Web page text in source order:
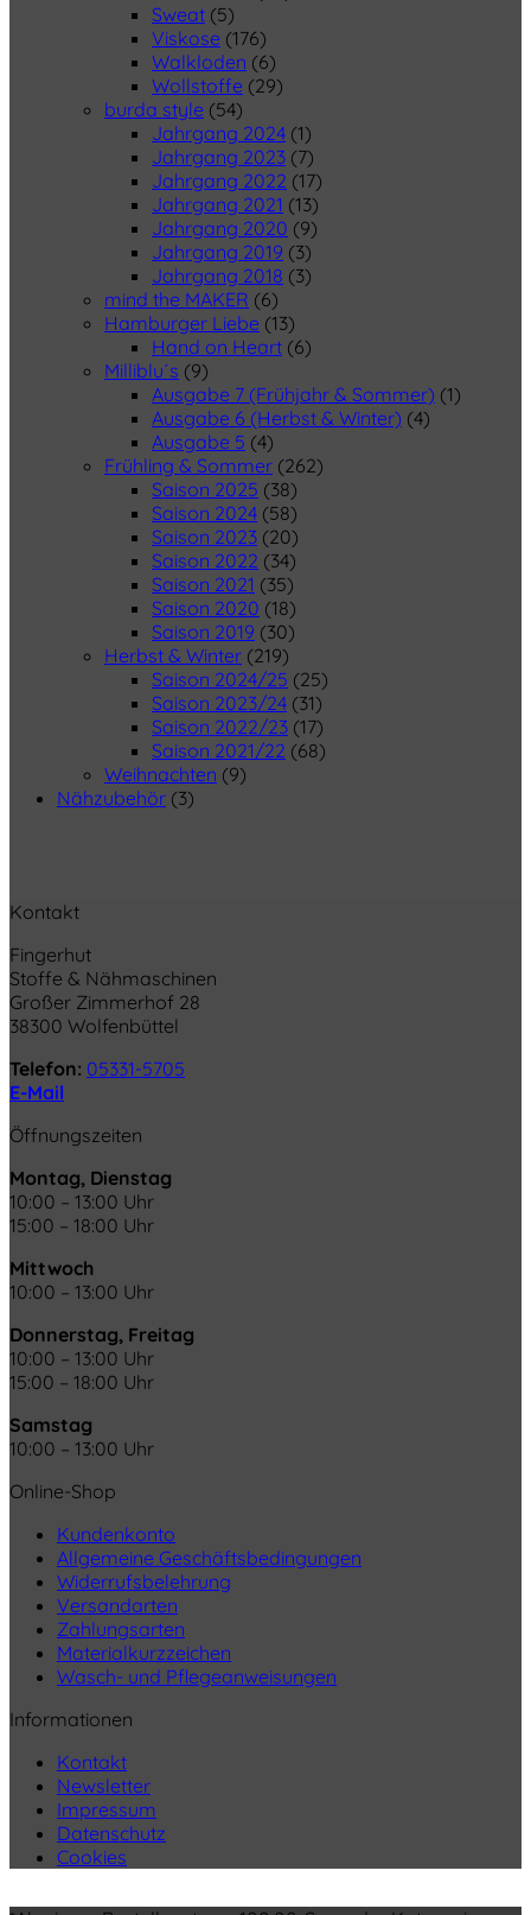
Sweat (5)
Viskose (176)
Walkloden (6)
Wollstoffe (29)
burda style (54)
Jahrgang 2024 (1)
Jahrgang 2023 (7)
Jahrgang 2022 (17)
Jahrgang 2021 (13)
Jahrgang 2020 (9)
Jahrgang 2019 (3)
Jahrgang 2018 (3)
mind the MAKER (6)
Hamburger Liebe (13)
Hand on Heart (6)
Milliblu´s (9)
Ausgabe 7 (Frühjahr & Sommer) (1)
Ausgabe 6 (Herbst & Winter) (4)
Ausgabe 5 (4)
Frühling & Sommer (262)
Saison 2025 (38)
Saison 2024 (58)
Saison 2023 (20)
Saison 2022 (34)
Saison 2021 (35)
Saison 2020 (18)
Saison 2019 (30)
Herbst & Winter (219)
Saison 2024/25 (25)
Saison 2023/24 (31)
Saison 2022/23 (17)
Saison 2021/22 (68)
Weihnachten (9)
Nähzubehör (3)
Kontakt
Fingerhut
Stoffe & Nähmaschinen
Großer Zimmerhof 28
38300 Wolfenbüttel
Telefon: 05331-5705
E-Mail
Öffnungszeiten
Montag, Dienstag
10:00 – 13:00 Uhr
15:00 – 18:00 Uhr
Mittwoch
10:00 – 13:00 Uhr
Donnerstag, Freitag
10:00 – 13:00 Uhr
15:00 – 18:00 Uhr
Samstag
10:00 – 13:00 Uhr
Online-Shop
Kundenkonto
Allgemeine Geschäftsbedingungen
Widerrufsbelehrung
Versandarten
Zahlungsarten
Materialkurzzeichen
Wasch- und Pflegeanweisungen
Informationen
Kontakt
Newsletter
Impressum
Datenschutz
Cookies